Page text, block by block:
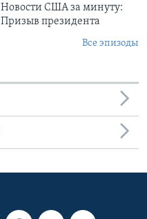
Новости США за минуту:
Призыв президента
Все эпизоды